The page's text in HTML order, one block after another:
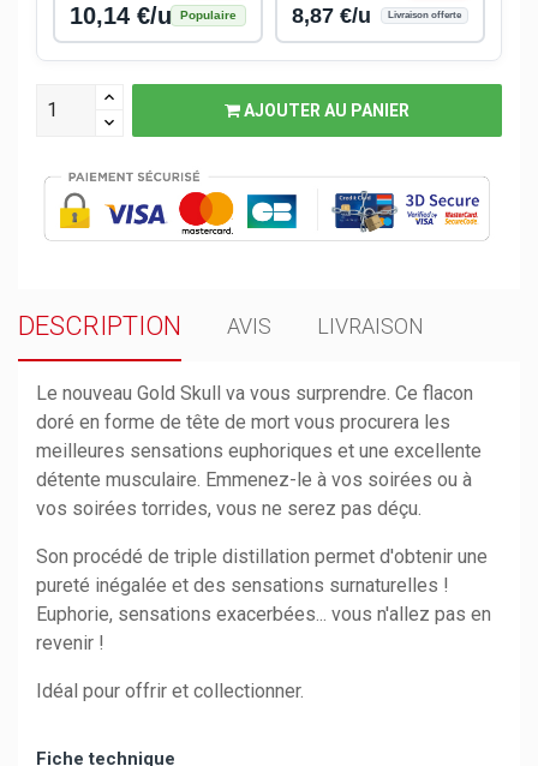
10,14 €/u Populaire 8,87 €/u Livraison offerte
AJOUTER AU PANIER
DESCRIPTION AVIS LIVRAISON
Le nouveau Gold Skull va vous surprendre. Ce flacon
doré en forme de tête de mort vous procurera les
meilleures sensations euphoriques et une excellente
détente musculaire. Emmenez-le à vos soirées ou à
vos soirées torrides, vous ne serez pas déçu.
Son procédé de triple distillation permet d'obtenir une
pureté inégalée et des sensations surnaturelles !
Euphorie, sensations exacerbées... vous n'allez pas en
revenir !
Idéal pour offrir et collectionner.
Fiche technique